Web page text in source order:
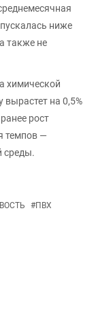
ниже
также не
химической
вырастет на 0,5%
рост
темпов —
среды.
#ПВХ